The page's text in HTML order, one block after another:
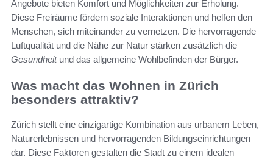
Angebote bieten Komfort und Möglichkeiten zur Erholung.
Diese Freiräume fördern soziale Interaktionen und helfen den
Menschen, sich miteinander zu vernetzen. Die hervorragende
Luftqualität und die Nähe zur Natur stärken zusätzlich die
Gesundheitund das allgemeine Wohlbefinden der Bürger.
Was macht das Wohnen in Zürich
besonders attraktiv?
Zürich stellt eine einzigartige Kombination aus urbanem Leben,
Naturerlebnissen und hervorragenden Bildungseinrichtungen
dar. Diese Faktoren gestalten die Stadt zu einem idealen